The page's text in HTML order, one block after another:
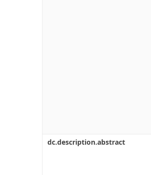
dc.description.abstract